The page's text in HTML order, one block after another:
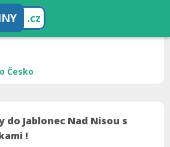
.cz
Česko
Jablonec Nad Nisou s
!